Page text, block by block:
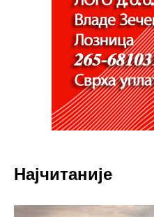
Најчитаније